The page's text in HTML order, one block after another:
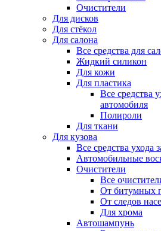
Очистители
Для дисков
Для стёкол
Для салона
Все средства для
Жидкий силикон
Для кожи
Для пластика
Все средства
автомобиля
Полироли
Для ткани
Для кузова
Все средства ухода
Автомобильные
Очистители
Все
От битумных
От следов
Для хрома
Автошампунь